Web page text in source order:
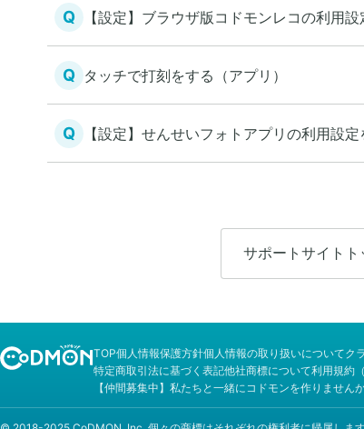
Q 【設定】ブラウザ版コドモンレコの利用設
Q タッチで打刻をする（アプリ）
Q 【設定】せんせいフォトアプリの利用設定
サポートサイトト
TOP個人情報保護方針個人情報の取り扱いについてク
特定商取引法に基づく表記他社商標について利用規約
【仲間募集中】私たちと一緒にコドモンを作りません